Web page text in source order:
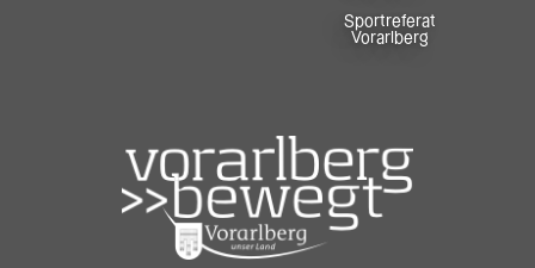
Sportreferat
Vorarlberg